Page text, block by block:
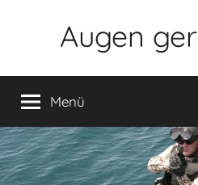
Augen
Menü